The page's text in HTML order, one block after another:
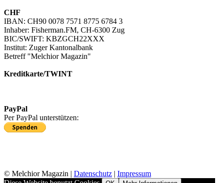
CHF
IBAN: CH90 0078 7571 8775 6784 3
Inhaber: Fisherman.FM, CH-6300 Zug
BIC/SWIFT: KBZGCH22XXX
Institut: Zuger Kantonalbank
Betreff "Melchior Magazin"
Kreditkarte/TWINT
PayPal
Per PayPal unterstützen:
© Melchior Magazin | Datenschutz | Impressum